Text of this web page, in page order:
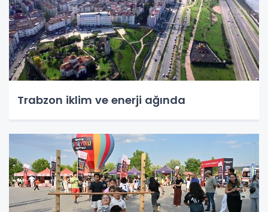
Trabzon iklim ve enerji ağında